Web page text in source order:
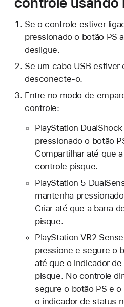
Se o controle estiver
pressionado o botão PS
desligue.
Se um cabo USB
desconecte-o.
Entre no modo de
controle:
PlayStation
pressionado o botão
Compartilhar até que
controle pisque.
PlayStation 5
mantenha
Criar até que a barra
pisque.
PlayStation VR2
pressione e segure o
até que o indicador
pisque. No controle
segure o botão PS e
o indicador de status